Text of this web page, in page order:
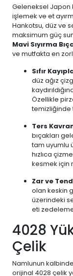
Geleneksel Japon
işlemek ve et
Hankotsu, düz ve
maksimum güç
Mavi Sıyırma
ve mutfakta en
Sıfır
düz ağız
Özellikle
temizliğinde
Ters
bıçakları
tam uyumlu
hızlıca
kesmek için
Zar ve
olan keskin
üzerindeki
eti
4028
Çelik
Namlunun
orijinal 4028 çelik